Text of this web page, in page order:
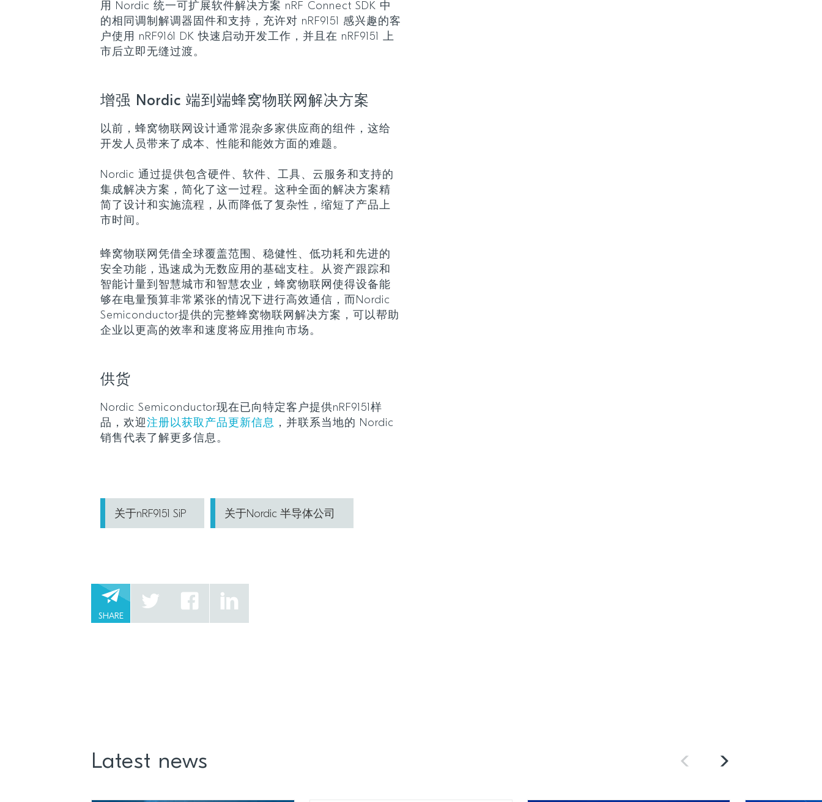
用 Nordic 统一可扩展软件解决方案 nRF Connect SDK 中
的相同调制解调器固件和支持，充许对 nRF9151 感兴趣的客
户使用 nRF9161 DK 快速启动开发工作，并且在 nRF9151 上
市后立即无缝过渡。
增强 Nordic 端到端蜂窝物联网解决方案
以前，蜂窝物联网设计通常混杂多家供应商的组件，这给
开发人员带来了成本、性能和能效方面的难题。
Nordic 通过提供包含硬件、软件、工具、云服务和支持的
集成解决方案，简化了这一过程。这种全面的解决方案精
简了设计和实施流程，从而降低了复杂性，缩短了产品上
市时间。
蜂窝物联网凭借全球覆盖范围、稳健性、低功耗和先进的
安全功能，迅速成为无数应用的基础支柱。从资产跟踪和
智能计量到智慧城市和智慧农业，蜂窝物联网使得设备能
够在电量预算非常紧张的情况下进行高效通信，而Nordic
Semiconductor提供的完整蜂窝物联网解决方案，可以帮助
企业以更高的效率和速度将应用推向市场。
供货
Nordic Semiconductor现在已向特定客户提供nRF9151样
品，欢迎注册以获取产品更新信息 ，并联系当地的 Nordic
销售代表了解更多信息。
关于nRF9151 SiP 关于Nordic 半导体公司
SHARE
Latest news